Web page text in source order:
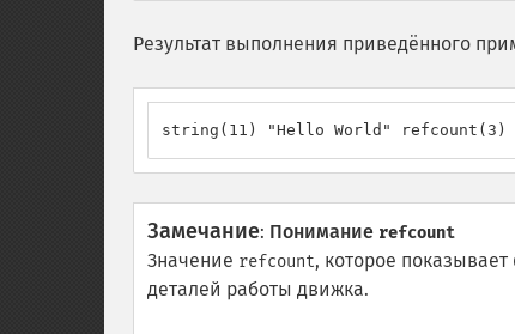
Результат выполнения приведённого
string(11) "Hello World" refcount(3)
Замечание: Понимание refcount
Значение refcount, которое
деталей работы движка.